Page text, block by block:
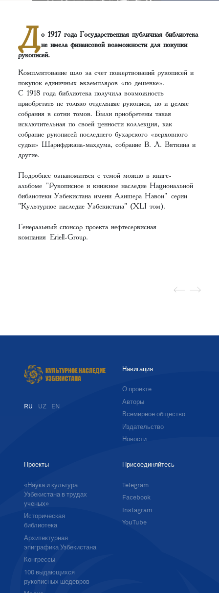
Д о 1917 года Государственная публичная библиотека
не имела финансовой возможности для покупки
рукописей.
Комплектование шло за счет пожертвований рукописей и
покупок единичных экземпляров «по дешевке».
С 1918 года библиотека получила возможность
приобретать не только отдельные рукописи, но и целые
собрания в сотни томов. Были приобретены такая
исключительная по своей ценности коллекция, как
собрание рукописей последнего бухарского «верховного
судьи» Шарифджана-махдума, собрание В. Л. Вяткина и
другие.
Подробнее ознакомиться с темой можно в книге-
альбоме "Рукописное и книжное наследие Национальной
библиотеки Узбекистана имени Алишера Навои" серии
"Культурное наследие Узбекистана" (XLI том).
Генеральный спонсор проекта нефтесервисная
компания Eriell-Group.
RU UZ EN
Навигация
О проекте
Авторы
Всемирное общество
Издательство
Новости
Проекты
«Наука и культура
Узбекистана в трудах
ученых»
Историческая
библиотека
Архитектурная
эпиграфика Узбекистана
Конгрессы
100 выдающихся
рукописных шедевров
Присоединяйтесь
Telegram
Facebook
Instagram
YouTube